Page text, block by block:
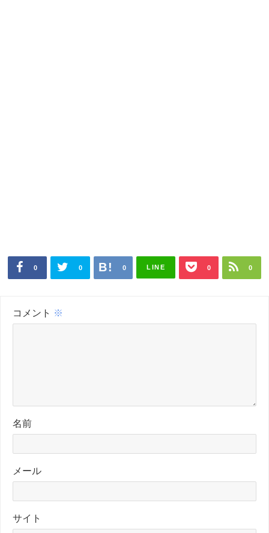
0 0 0 LINE 0 0
コメント ※
名前
メール
サイト